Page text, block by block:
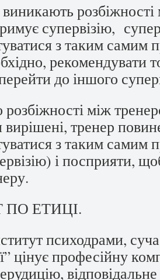
розбіжності
супервізію,
з таким самим
рекомендувати
до іншого
між
тренер
з таким самим
і посприяти,
ПО ЕТИЦІ.
психодрами,
цінує професійну